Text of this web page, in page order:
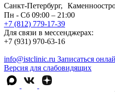
Санкт-Петербург,
Пн - Сб 09:00 – 21:00
+7 (812) 779-17-39
Для связи в мессенджерах:
+7 (931) 970-63-16
info@istclinic.ru Записаться
Версия для слабовидящих